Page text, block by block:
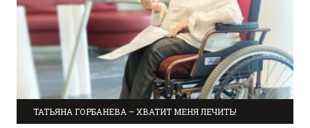
ТАТЬЯНА ГОРБАНЕВА – ХВАТИТ МЕНЯ ЛЕЧИТЬ!